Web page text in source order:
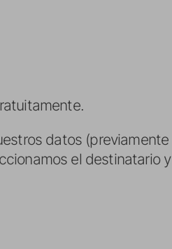
datos (previamente
el destinatario y